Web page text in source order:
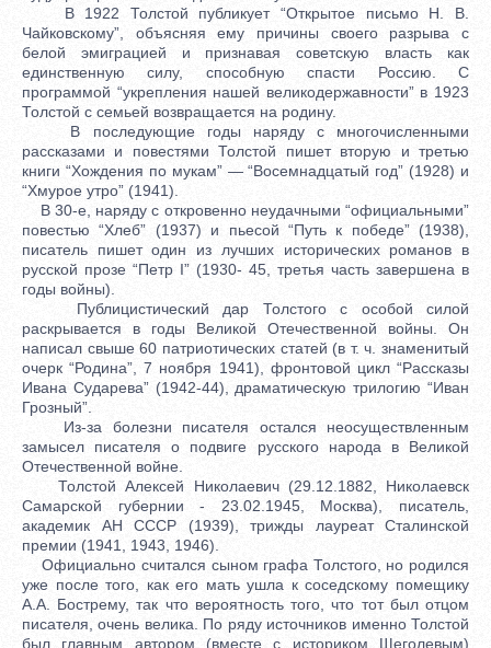
В 1922 Толстой публикует “Открытое письмо Н. В.
Чайковскому”, объясняя ему причины своего разрыва с
белой эмиграцией и признавая советскую власть как
единственную силу, способную спасти Россию. С
программой “укрепления нашей великодержавности” в 1923
Толстой с семьей возвращается на родину.
В последующие годы наряду с многочисленными
рассказами и повестями Толстой пишет вторую и третью
книги “Хождения по мукам” — “Восемнадцатый год” (1928) и
“Хмурое утро” (1941).
В 30-е, наряду с откровенно неудачными “официальными”
повестью “Хлеб” (1937) и пьесой “Путь к победе” (1938),
писатель пишет один из лучших исторических романов в
русской прозе “Петр I” (1930- 45, третья часть завершена в
годы войны).
Публицистический дар Толстого с особой силой
раскрывается в годы Великой Отечественной войны. Он
написал свыше 60 патриотических статей (в т. ч. знаменитый
очерк “Родина”, 7 ноября 1941), фронтовой цикл “Рассказы
Ивана Сударева” (1942-44), драматическую трилогию “Иван
Грозный”.
Из-за болезни писателя остался неосуществленным
замысел писателя о подвиге русского народа в Великой
Отечественной войне.
Толстой Алексей Николаевич (29.12.1882, Николаевск
Самарской губернии - 23.02.1945, Москва), писатель,
академик АН СССР (1939), трижды лауреат Сталинской
премии (1941, 1943, 1946).
Официально считался сыном графа Толстого, но родился
уже после того, как его мать ушла к соседскому помещику
А.А. Бострему, так что вероятность того, что тот был отцом
писателя, очень велика. По ряду источников именно Толстой
был главным автором (вместе с историком Щеголевым)